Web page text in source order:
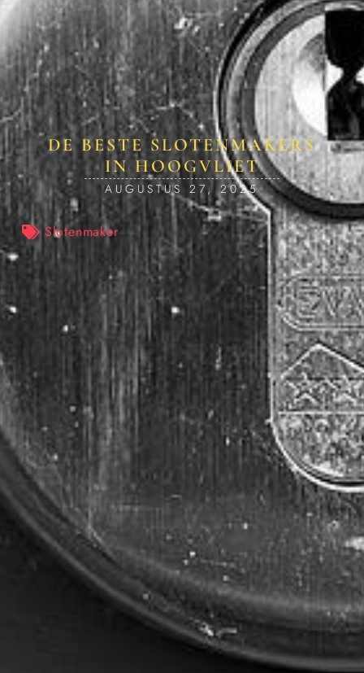
DE BESTE SLOTENMAKERS
IN HOOGVLIET
AUGUSTUS 27, 2025
Slotenmaker